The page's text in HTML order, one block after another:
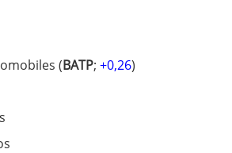
(BATP; +0,26)